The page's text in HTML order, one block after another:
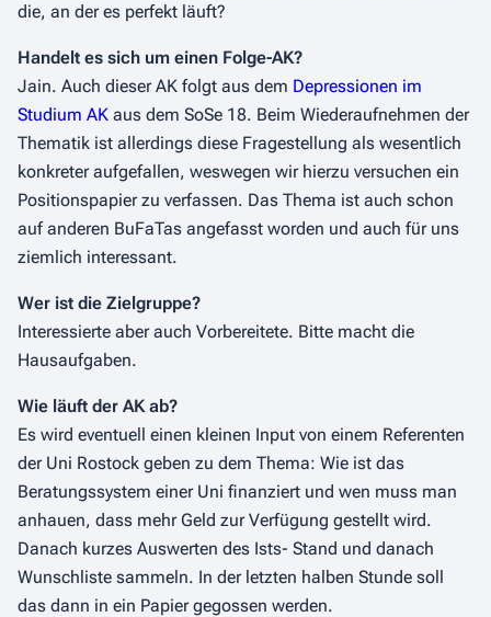
die, an der es perfekt läuft?
Handelt es sich um einen Folge-AK?
Jain. Auch dieser AK folgt aus dem Depressionen im
Studium AK aus dem SoSe 18. Beim Wiederaufnehmen der
Thematik ist allerdings diese Fragestellung als wesentlich
konkreter aufgefallen, weswegen wir hierzu versuchen ein
Positionspapier zu verfassen. Das Thema ist auch schon
auf anderen BuFaTas angefasst worden und auch für uns
ziemlich interessant.
Wer ist die Zielgruppe?
Interessierte aber auch Vorbereitete. Bitte macht die
Hausaufgaben.
Wie läuft der AK ab?
Es wird eventuell einen kleinen Input von einem Referenten
der Uni Rostock geben zu dem Thema: Wie ist das
Beratungssystem einer Uni finanziert und wen muss man
anhauen, dass mehr Geld zur Verfügung gestellt wird.
Danach kurzes Auswerten des Ists- Stand und danach
Wunschliste sammeln. In der letzten halben Stunde soll
das dann in ein Papier gegossen werden.